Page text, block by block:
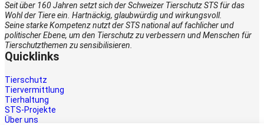
Seit über 160 Jahren setzt sich der Schweizer Tierschutz STS für das
Wohl der Tiere ein. Hartnäckig, glaubwürdig und wirkungsvoll.
Seine starke Kompetenz nutzt der STS national auf fachlicher und
politischer Ebene, um den Tierschutz zu verbessern und Menschen für
Tierschutzthemen zu sensibilisieren.
Quicklinks
Tierschutz
Tiervermittlung
Tierhaltung
STS-Projekte
Über uns